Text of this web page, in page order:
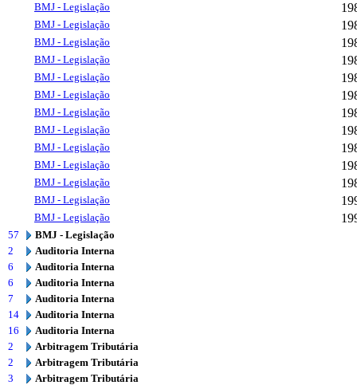
BMJ - Legislação
BMJ - Legislação
BMJ - Legislação
BMJ - Legislação
BMJ - Legislação
BMJ - Legislação
BMJ - Legislação
BMJ - Legislação
BMJ - Legislação
BMJ - Legislação
BMJ - Legislação
BMJ - Legislação
BMJ - Legislação
57
BMJ - Legislação
2
Auditoria Interna
6
Auditoria Interna
6
Auditoria Interna
7
Auditoria Interna
14
Auditoria Interna
16
Auditoria Interna
2
Arbitragem Tributária
2
Arbitragem Tributária
3
Arbitragem Tributária